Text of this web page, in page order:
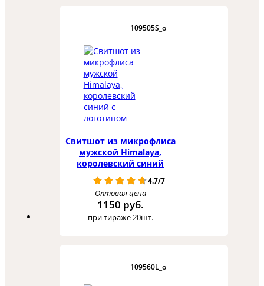
109505S_o
Свитшот из микрофлиса
мужской Himalaya,
королевский синий
4.7/7
Оптовая цена
1150 руб.
при тираже 20шт.
109560L_o